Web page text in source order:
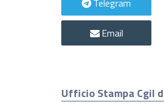
Email
Ufficio Stampa Cgil